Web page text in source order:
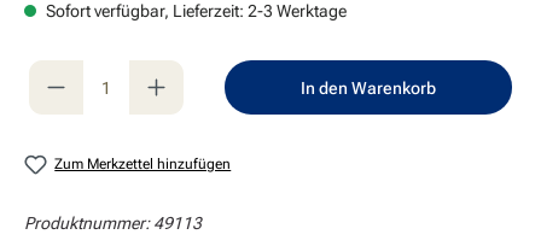
Sofort verfügbar, Lieferzeit: 2-3 Werktage
Produkt Anzahl: Gib den gewünschten
In den Warenkorb
Zum Merkzettel hinzufügen
Produktnummer:49113